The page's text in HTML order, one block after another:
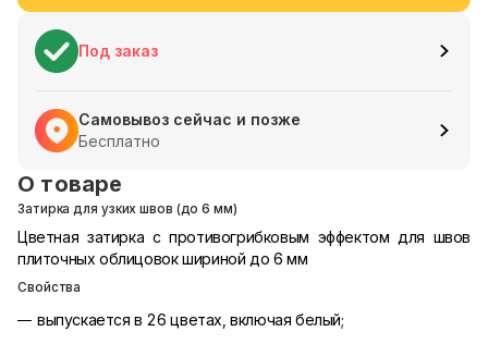
Под заказ
Самовывоз сейчас и позже
Бесплатно
О товаре
Затирка для узких швов (до 6 мм)
Цветная затирка с противогрибковым эффектом для швов
плиточных облицовок шириной до 6 мм
Свойства
выпускается в 26 цветах, включая белый;